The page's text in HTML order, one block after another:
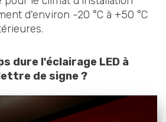
d'environ -20 °C à +50 °C
dure l'éclairage LED à
de signe ?